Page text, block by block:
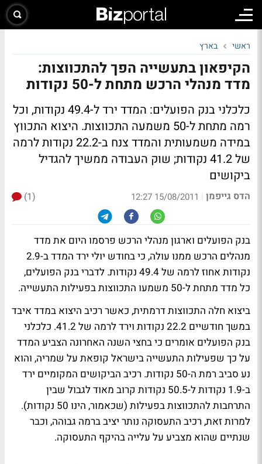
ראשי בארץ
הקיפאון בתעשייה הפך להתכווצות:
מדד מנהלי הרכש מתחת ל-50 נקודות
כלכלני בנק הפועלים: המדד ירד ל-49.4 נקודות, וכל
רמה מתחת ל-50 משמעה התכווצות. היצוא התכווץ
במידה משמעותית והמדד צנח ב-22.2 נקודות לרמה
של 41.2 נקודות; שוק העבודה ממשיך להגדיל
ביקושים
הדס גייפמן |
15/08/2011 12:27
(1)
בנק הפועלים וארגון מנהלי הרכש פרסמו היום את מדד
מנהלים הרכש ממנו עולה, כי בחודש יולי ירד המדד ב-2.9
נקודות אחוז לרמה של 49.4 נקודות. לדברי בנק הפועלים,
כל מדד מתחת ל-50 משמעו התכווצות בפעילות התעשייה.
ביצוא חלה התכווצות דרמתית, כאשר רכיב היצוא במדד איבד
במשך חודשיים 22.2 נקודות וירד לרמה של 41.2. כלכלני
בנק הפועלים אומרים כי בחצי השנה האחרונה הצביע המדד
על כך שפעילות התעשייה בישראל קופאת על שמריה, והוא
נע סביב רמת ה-50 נקודות. רכיב הביקושים המקומיים ירד
ב-1.9 נקודות ל-50.5 נקודות קרוב מאוד לגבול שבין
התרחבות להתכווצות בפעילות (שכאמור, הינו 50 נקודות).
למרות זאת, רכיב התעסוקה נותר יציב ברמה גבוהה, וכבר
שנתיים שהוא מצביע על עלייה בהיקף התעסוקה.